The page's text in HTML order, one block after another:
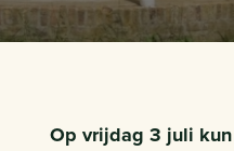
Op vrijdag 3 juli